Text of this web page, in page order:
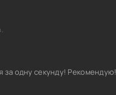
за одну секунду! Рекомендую!